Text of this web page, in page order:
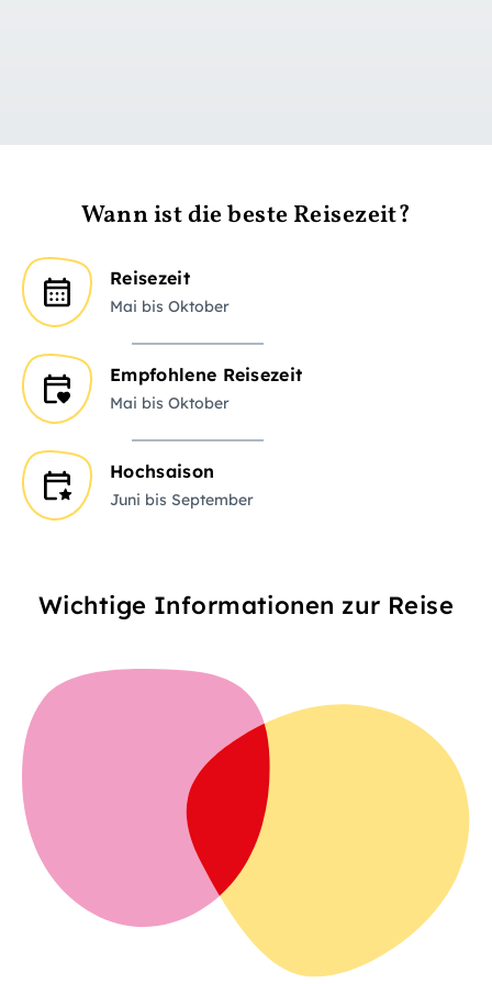
Wann ist die beste Reisezeit?
Reisezeit
Mai bis Oktober
Empfohlene Reisezeit
Mai bis Oktober
Hochsaison
Juni bis September
Wichtige Informationen zur Reise